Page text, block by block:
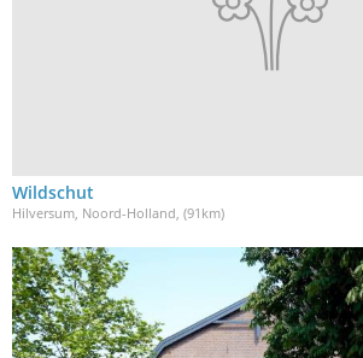
Wildschut
Hilversum, Noord-Holland , (91km)